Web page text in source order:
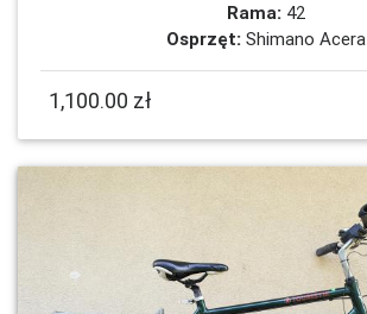
Rama: 42
Osprzęt: Shimano Acera
1,100.00 zł